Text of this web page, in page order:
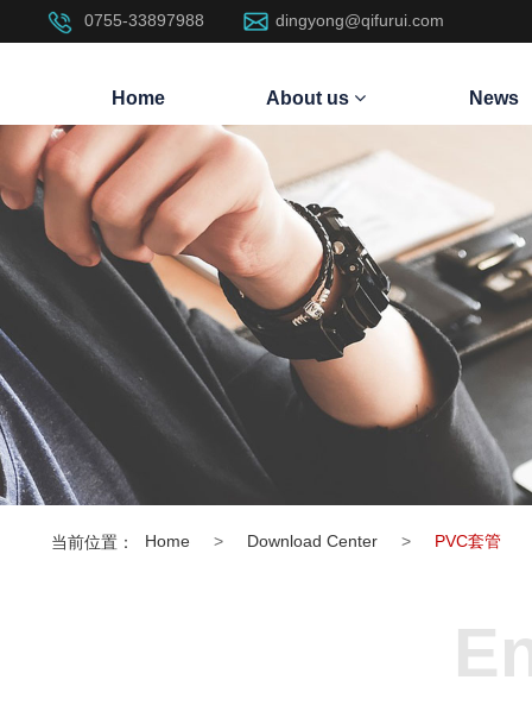
Home About us News
0755-33897988 dingyong@qifurui.com
当前位置： Home > Download Center > PVC套管